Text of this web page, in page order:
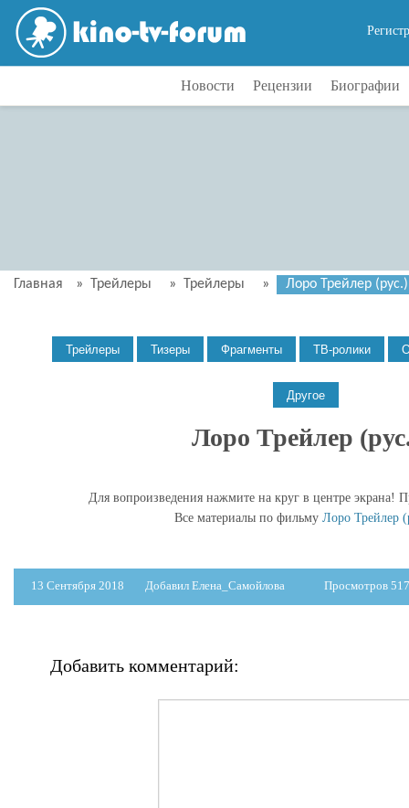
Новости Рецензии Биографии
Главная » Трейлеры » Трейлеры » Лоро Трейлер (рус.)
Лоро Трейлер
Для вопроизведения нажмите на круг в центре экрана!
Все материалы по фильмуЛоро Трейлер
13 Сентября 2018 Добавил Елена_Самойлова Просмотров 517
Добавить комментарий: